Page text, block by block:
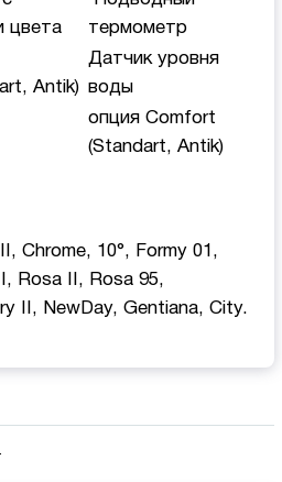
цвета
термометр
Antik)
Датчик уровня
воды
опция Comfort
(Standart, Antik)
Chrome, 10°, Formy 01,
Rosa II, Rosa 95,
II, NewDay, Gentiana, Сity.